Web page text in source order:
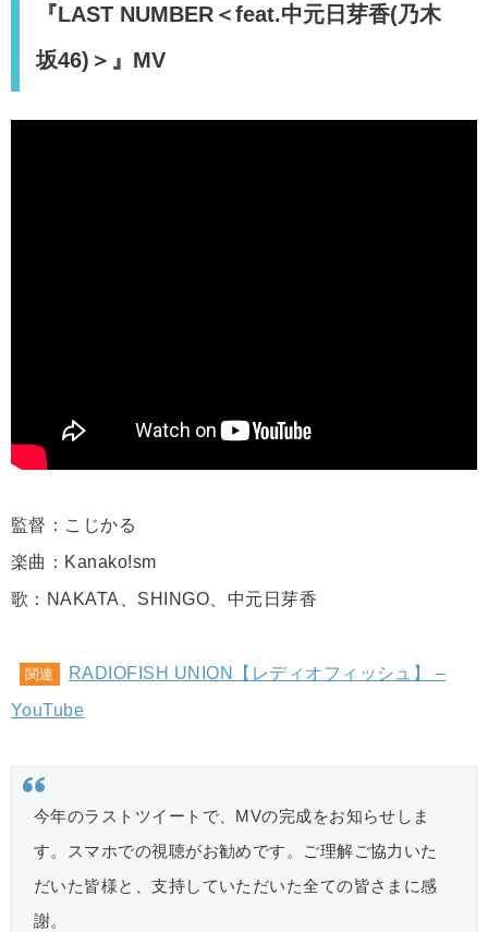
『LAST NUMBER＜feat.中元日芽香(乃木
坂46)＞』MV
監督：こじかる
楽曲：Kanako!sm
歌：NAKATA、SHINGO、中元日芽香
関連
RADIOFISH UNION【レディオフィッシュ】 –
YouTube
今年のラストツイートで、MVの完成をお知らせしま
す。スマホでの視聴がお勧めです。ご理解ご協力いた
だいた皆様と、支持していただいた全ての皆さまに感
謝。